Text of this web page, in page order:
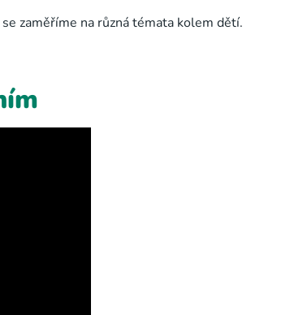
zaměříme na různá témata kolem dětí.